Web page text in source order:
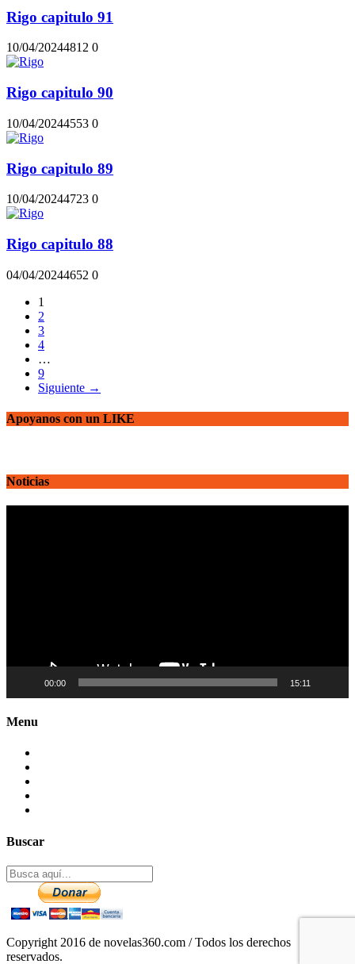
Rigo capitulo 91
10/04/20244812 0
Rigo capitulo 90
10/04/20244553 0
Rigo capitulo 89
10/04/20244723 0
Rigo capitulo 88
04/04/20244652 0
1
2
3
4
…
9
Siguiente →
Apoyanos con un LIKE
Noticias
00:00 15:11
Menu
Buscar
Copyright 2016 de novelas360.com / Todos los derechos
reservados.